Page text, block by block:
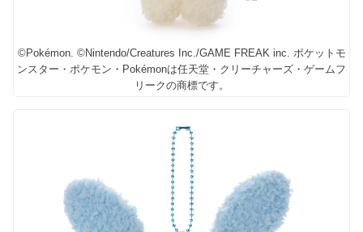
©Pokémon. ©Nintendo/Creatures Inc./GAME FREAK inc. ポケットモ
ンスター・ポケモン・Pokémonは任天堂・クリーチャーズ・ゲームフ
リークの商標です。